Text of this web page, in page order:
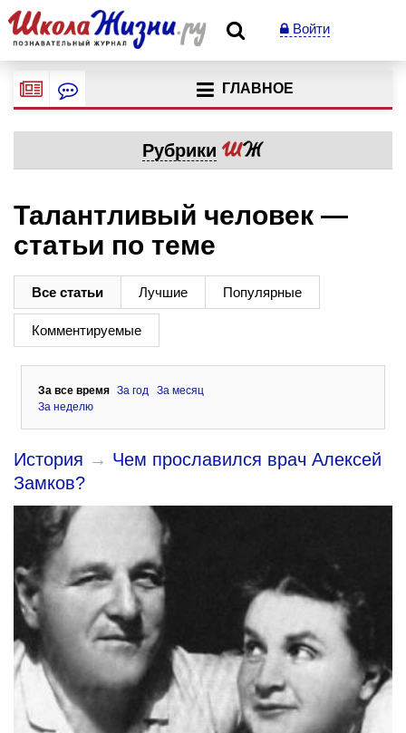
Войти
ГЛАВНОЕ
Рубрики
Талантливый человек —
статьи по теме
Все статьи Лучшие Популярные
Комментируемые
За все время За год
За месяц
За неделю
История → Чем прославился врач Алексей
Замков?